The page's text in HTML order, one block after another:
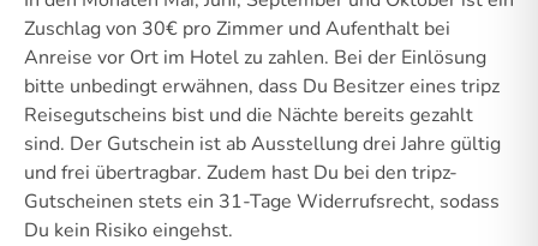
Zuschlag von 30€ pro Zimmer und Aufenthalt bei
Anreise vor Ort im Hotel zu zahlen. Bei der Einlösung
bitte unbedingt erwähnen, dass Du Besitzer eines tripz
Reisegutscheins bist und die Nächte bereits gezahlt
sind. Der Gutschein ist ab Ausstellung drei Jahre gültig
und frei übertragbar. Zudem hast Du bei den tripz-
Gutscheinen stets ein 31-Tage Widerrufsrecht, sodass
Du kein Risiko eingehst.